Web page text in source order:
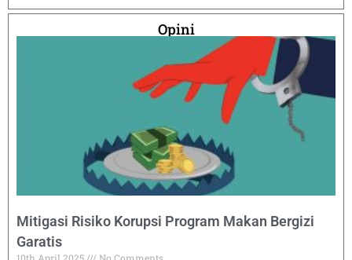
Opini
Mitigasi Risiko Korupsi Program Makan Bergizi
Garatis